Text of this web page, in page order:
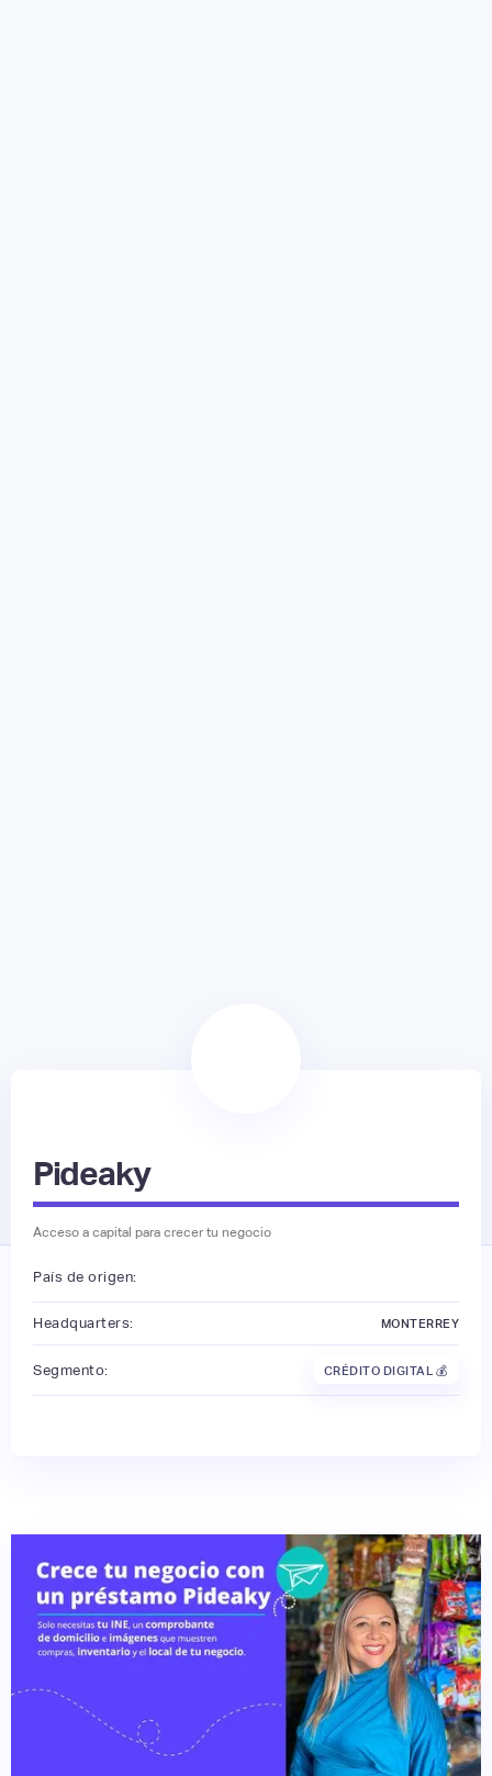
Pideaky
Acceso a capital para crecer tu negocio
País de origen:
Headquarters: MONTERREY
Segmento: CRÉDITO DIGITAL 💰